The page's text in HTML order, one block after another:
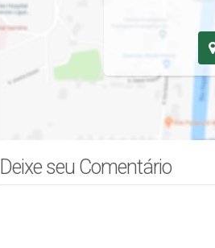
Deixe seu Comentário